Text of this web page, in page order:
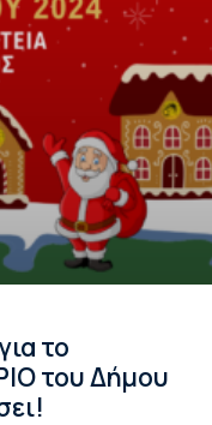
το
του Δήμου